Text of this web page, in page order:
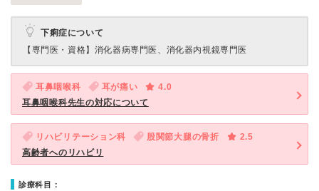
下痢症について
【専門医・資格】 消化器病専門医、消化器内視鏡専門医
耳鼻咽喉科 耳が痛い
4.0
耳鼻咽喉科先生の対応について
リハビリテーション科 股関節大腿の骨折
2.5
高齢者へのリハビリ
診療科目：